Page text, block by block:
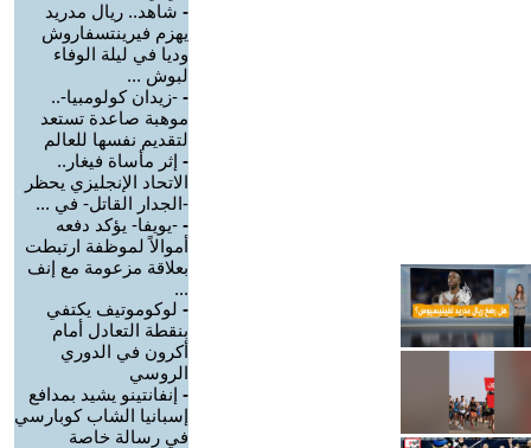
- شاهد.. ريال مدريد
يهزم فيرينتسفاروش
وديا في ليلة الوفاء
لبوش ...
- -زيدان كولومبيا-..
موهبة صاعدة تستعد
لتقديم نفسها للعالم
- إثر مأساة فيغار..
الاتحاد الإنجليزي يحظر
-الجدار القاتل- في ...
- -يويفا- يؤكد دفعه
أموالاً لموظفة ارتبطت
بعلاقة مزعومة مع إنف
...
- لوكوموتيف يكتفي
بنقطة التعادل أمام
أكرون في الدوري
الروسي
- إنفانتينو يشيد بمدافع
إسبانيا الشاب كوبارسي
في رسالة خاصة